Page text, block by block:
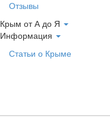
Отзывы
Крым от А до Я
Информация
Статьи о Крыме